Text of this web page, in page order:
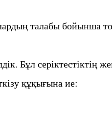
талабы бойынша
серіктестіктің
құқығына ие: